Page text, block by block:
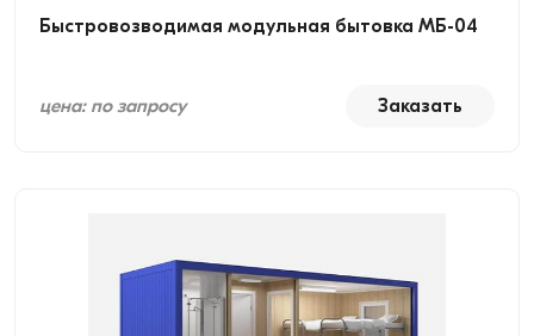
Быстровозводимая модульная бытовка МБ-04
цена: по запросу Заказать